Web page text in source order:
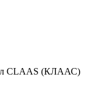
CLAAS (КЛААС)